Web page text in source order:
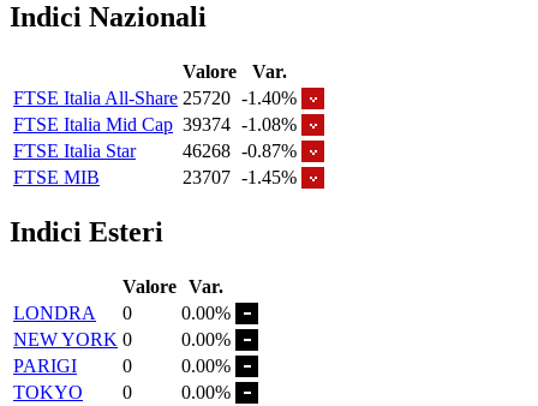
Indici Nazionali
Valore
Var.
FTSE Italia All-Share 25720 -1.40%
FTSE Italia Mid Cap 39374 -1.08%
FTSE Italia Star
46268 -0.87%
FTSE MIB
23707 -1.45%
Indici Esteri
Valore Var.
LONDRA
0
0.00%
NEW YORK 0
0.00%
PARIGI
0
0.00%
TOKYO
0
0.00%